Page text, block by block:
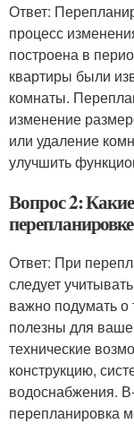
Ответ:
процесс
построена в
квартиры были
комнаты.
изменение
или удаление
улучшить
Вопрос 2:
Ответ: При
следует
важно подумать о
полезны для
технические
конструкцию,
водоснабжения.
перепланировка